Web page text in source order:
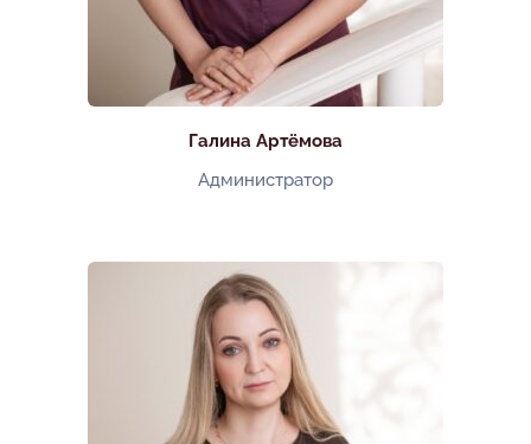
Галина Артёмова
Администратор